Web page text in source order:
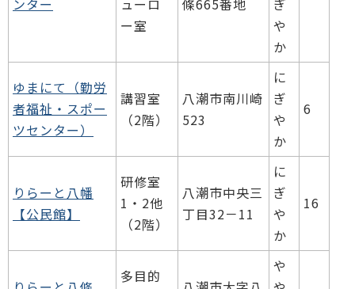
ンター
ューロ
ー室
條665番地
ぎ
や
か
ゆまにて（勤労
者福祉・スポー
ツセンター）
講習室
（2階）
八潮市南川崎
523
に
ぎ
や
か
6
りらーと八幡
【公民館】
研修室
1・2他
（2階）
八潮市中央三
丁目32－11
に
ぎ
や
か
16
多目的
や